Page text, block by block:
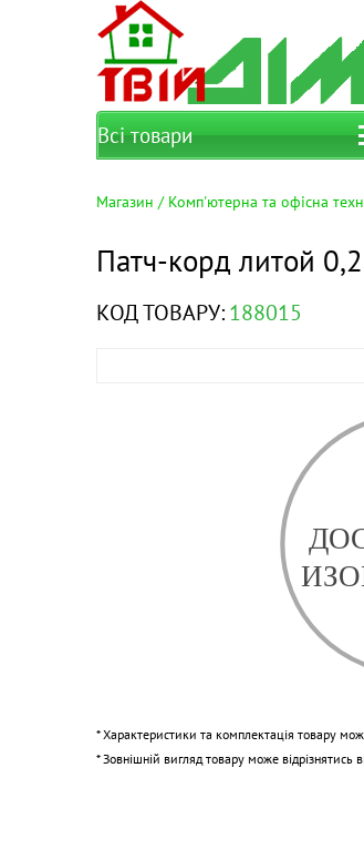
Всі товари
Магазин Комп'ютерна та офісна
Патч-корд литой
КОД ТОВАРУ:188015
* Характеристики та комплектація товару
* Зовнішній вигляд товару може відрізнятись